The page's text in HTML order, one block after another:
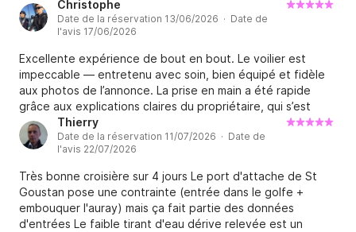
renseignements ou pour planifier votre prochaine
croisière !
À bientôt sur l'eau !
Christophe
Date de la réservation 13/06/2026 · Date de
l'avis 17/06/2026
Excellente expérience de bout en bout. Le voilier est
impeccable — entretenu avec soin, bien équipé et fidèle
aux photos de l’annonce. La prise en main a été rapide
grâce aux explications claires du propriétaire, qui s’est
montré disponible, sympathique et passionné. On sent que
le bateau est entre de bonnes mains. Restitution sans
aucun souci. Je n’hésiterai pas à relouer auprès de ce
loueur. Très recommandé !
Thierry
Date de la réservation 11/07/2026 · Date de
l'avis 22/07/2026
Très bonne croisière sur 4 jours Le port d'attache de St
Goustan pose une contrainte (entrée dans le golfe +
embouquer l'auray) mais ça fait partie des données
d'entrées Le faible tirant d'eau dérive relevée est un